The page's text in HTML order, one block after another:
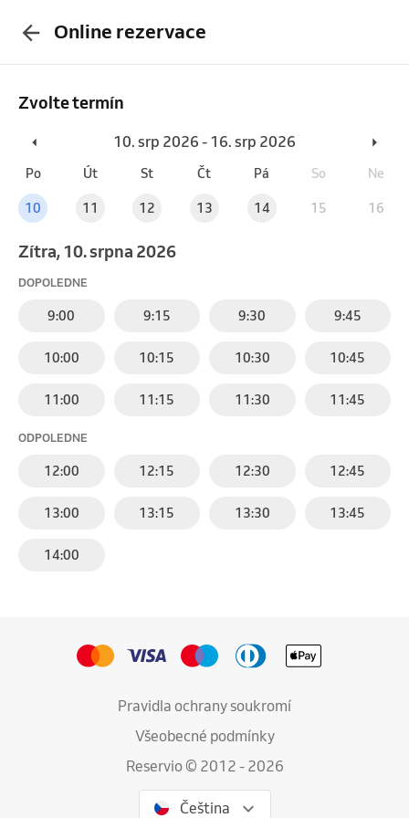
Online rezervace
Zvolte termín
10. srp 2026 - 16. srp 2026
Po Út St Čt Pá So Ne
10 11 12 13 14 15 16
Zítra, 10. srpna 2026
DOPOLEDNE
9:00 9:15 9:30 9:45
10:00 10:15 10:30 10:45
11:00 11:15 11:30 11:45
ODPOLEDNE
12:00 12:15 12:30 12:45
13:00 13:15 13:30 13:45
14:00
Pravidla ochrany soukromí
Všeobecné podmínky
Reservio © 2012 - 2026
Čeština